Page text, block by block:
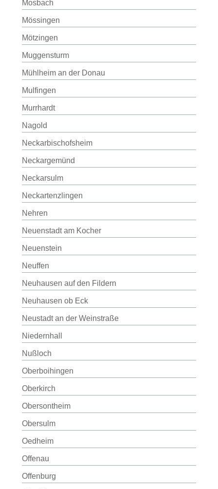
Mosbach
Mössingen
Mötzingen
Muggensturm
Mühlheim an der Donau
Mulfingen
Murrhardt
Nagold
Neckarbischofsheim
Neckargemünd
Neckarsulm
Neckartenzlingen
Nehren
Neuenstadt am Kocher
Neuenstein
Neuffen
Neuhausen auf den Fildern
Neuhausen ob Eck
Neustadt an der Weinstraße
Niedernhall
Nußloch
Oberboihingen
Oberkirch
Obersontheim
Obersulm
Oedheim
Offenau
Offenburg